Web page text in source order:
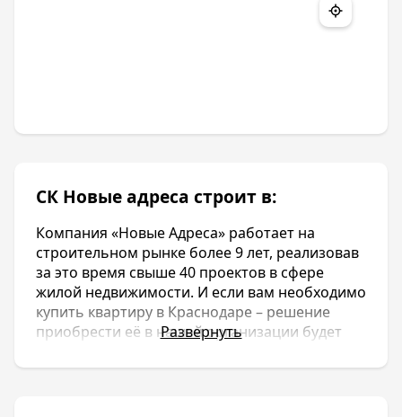
СК Новые адреса строит в:
Компания «Новые Адреса» работает на
строительном рынке более 9 лет, реализовав
за это время свыше 40 проектов в сфере
жилой недвижимости. И если вам необходимо
купить квартиру в Краснодаре – решение
приобрести её в нашей организации будет
ПРЕИМУЩЕСТВА СОТРУДНИЧЕСТВА С
Развернуть